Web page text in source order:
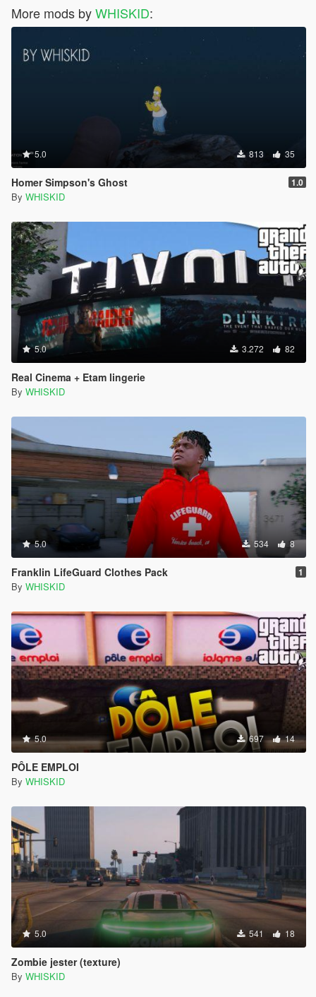
More mods byWHISKID:
5.0 813 35
Homer Simpson's Ghost 1.0
By WHISKID
5.0 3.272 82
Real Cinema + Etam lingerie
By WHISKID
5.0 534 8
Franklin LifeGuard Clothes Pack 1
By WHISKID
5.0 697 14
PÔLE EMPLOI
By WHISKID
5.0 541 18
Zombie jester (texture)
By WHISKID